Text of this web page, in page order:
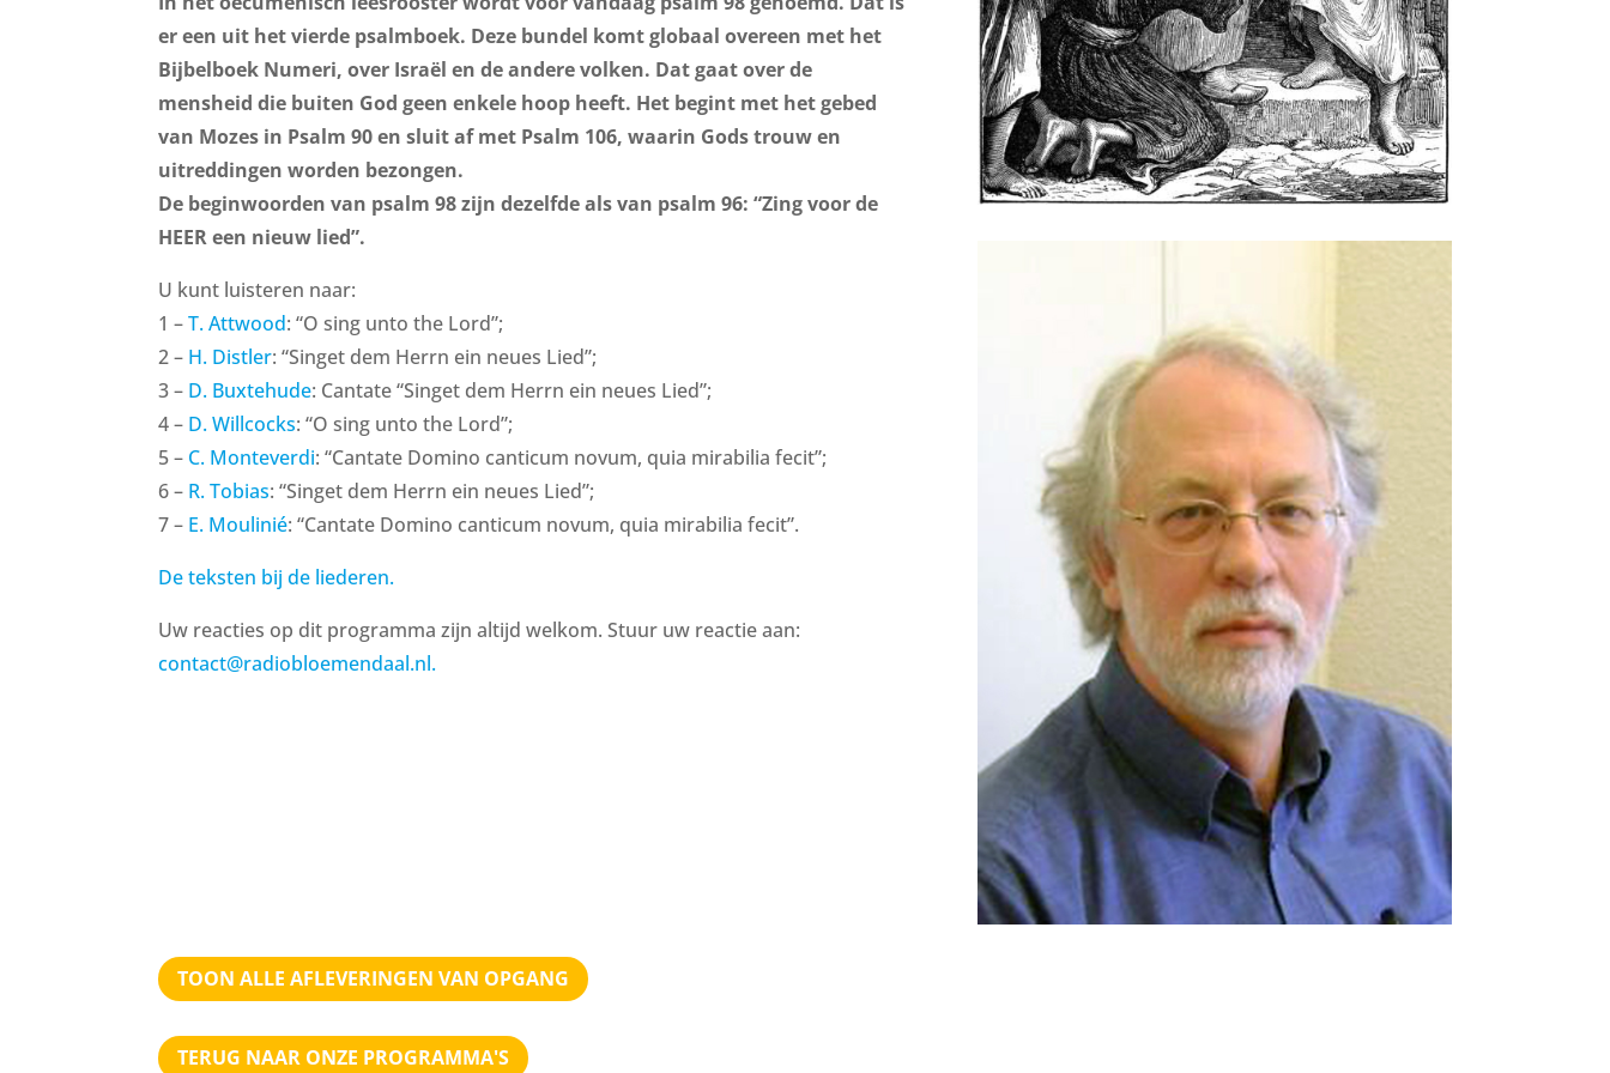
of
te
er een uit het vierde psalmboek. Deze bundel komt globaal overeen met het
Bijbelboek Numeri, over Israël en de andere volken. Dat gaat over de
mensheid die buiten God geen enkele hoop heeft. Het begint met het gebed
van Mozes in Psalm 90 en sluit af met Psalm 106, waarin Gods trouw en
uitreddingen worden bezongen.
De beginwoorden van psalm 98 zijn dezelfde als van psalm 96: “Zing voor de
HEER een nieuw lied”.
U kunt luisteren naar:
1 –T. Attwood: “O sing unto the Lord”;
2 – H. Distler: “Singet dem Herrn ein neues Lied”;
3 – D. Buxtehude: Cantate “Singet dem Herrn ein neues Lied”;
4 – D. Willcocks: “O sing unto the Lord”;
5 – C. Monteverdi: “Cantate Domino canticum novum, quia mirabilia fecit”;
6 – R. Tobias: “Singet dem Herrn ein neues Lied”;
7 – E. Moulinié: “Cantate Domino canticum novum, quia mirabilia fecit”.
De teksten bij de liederen.
Uw reacties op dit programma zijn altijd welkom. Stuur uw reactie aan:
contact@radiobloemendaal.nl.
TOON ALLE AFLEVERINGEN VAN OPGANG
TERUG NAAR ONZE PROGRAMMA'S